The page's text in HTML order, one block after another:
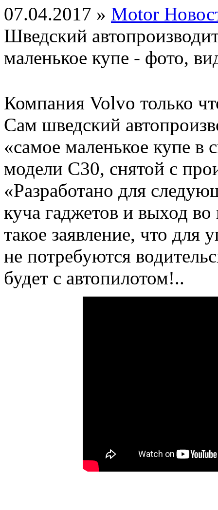
07.04.2017 » Motor
Шведский
маленькое купе - фото,
Компания Volvo только
Сам шведский
«самое маленькое купе в
модели C30, снятой с
«Разработано для
куча гаджетов и выход
такое заявление, что для
не потребуются
будет с автопилотом!..